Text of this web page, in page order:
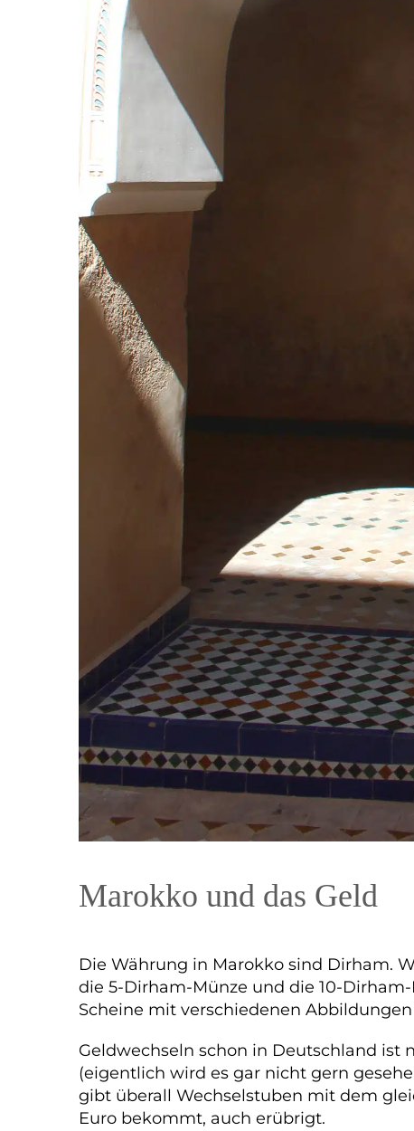
Marokko und das Geld
Die Währung in Marokko sind Dirham.
die 5-Dirham-Münze und die 10-
Scheine mit verschiedenen
Geldwechseln schon in Deutschland ist
(eigentlich wird es gar nicht gern
gibt überall Wechselstuben mit dem
Euro bekommt, auch erübrigt.